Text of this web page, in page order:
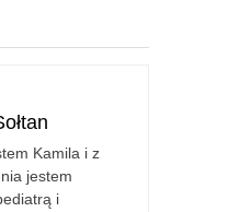
Kamila i z
jestem
i